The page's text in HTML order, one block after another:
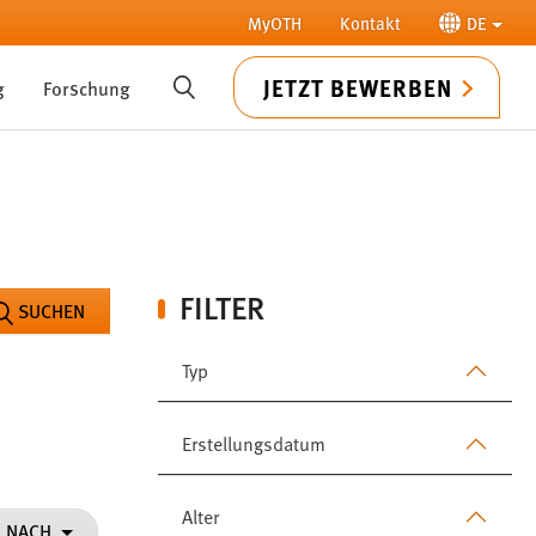
MyOTH Kontakt DE
Forschung SUCHE JETZT BEWERBEN
FILTER
Typ
Erstellungsdatum
Alter
SUCHEN